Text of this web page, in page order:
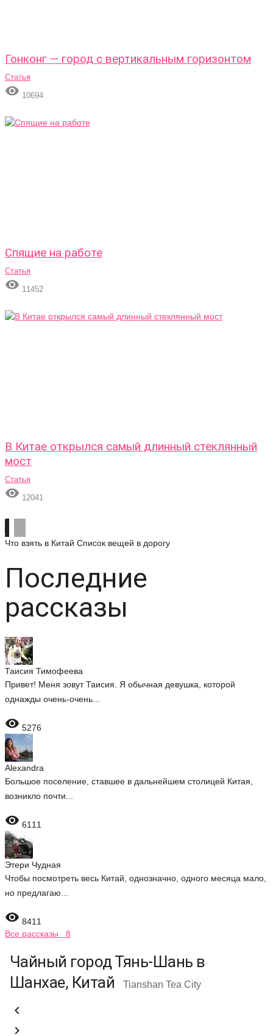
Гонконг — город с вертикальным горизонтом
Статья
 10694
Спящие на работе
Статья
 11452
В Китае открылся самый длинный стеклянный
мост
Статья
 12041
Что взять в Китай Список вещей в дорогу
Последние
рассказы
Таисия Тимофеева
Привет! Меня зовут Таисия. Я обычная девушка, которой
однажды очень-очень...
 5276
Alexandra
Большое поселение, ставшее в дальнейшем столицей Китая,
возникло почти...
 6111
Этери Чудная
Чтобы посмотреть весь Китай, однозначно, одного месяца мало,
но предлагаю...
 8411
Все рассказы 8
Чайный город Тянь-Шань в
Шанхае, Китай
Tianshan Tea City

